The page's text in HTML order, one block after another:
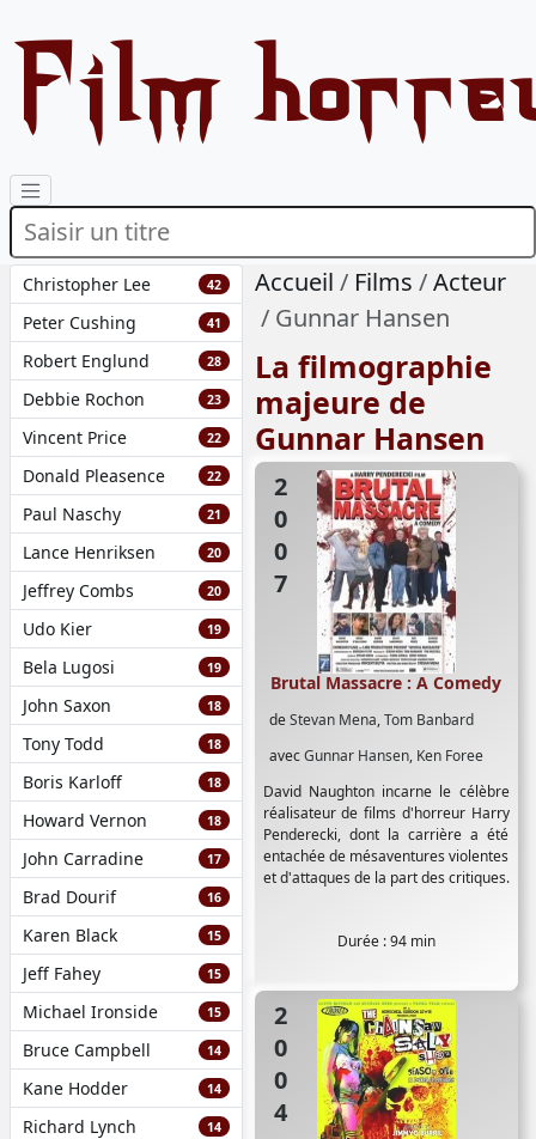
Film
Christopher Lee 42
Peter Cushing 41
Robert Englund 28
Debbie Rochon 23
Vincent Price 22
Donald Pleasence 22
Paul Naschy 21
Lance Henriksen 20
Jeffrey Combs 20
Udo Kier 19
Bela Lugosi 19
John Saxon 18
Tony Todd 18
Boris Karloff 18
Howard Vernon 18
John Carradine 17
Brad Dourif 16
Karen Black 15
Jeff Fahey 15
Michael Ironside 15
Bruce Campbell 14
Kane Hodder 14
Richard Lynch 14
Accueil Films
Acteur
Gunnar Hansen
La filmographie
majeure de
Gunnar Hansen
2007
deStevan Mena,Tom Banbard
avecGunnar Hansen, Ken Foree
Brutal Massacre : A Comedy
David Naughton incarne le célèbre
réalisateur de films d'horreur Harry
Penderecki, dont la carrière a été
entachée de mésaventures violentes
et d'attaques de la part des critiques.
Durée : 94 min
2004